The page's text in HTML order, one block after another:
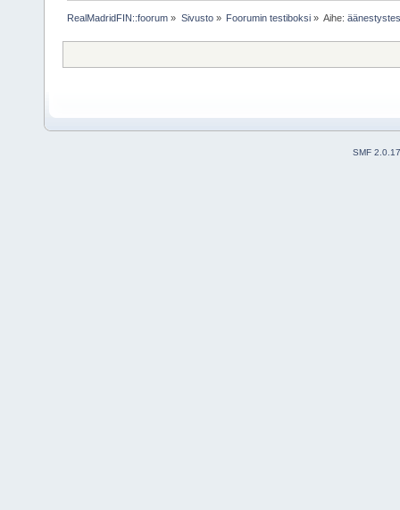
RealMadridFIN::foorum » Sivusto» Foorumin testiboksi» Aihe:
SMF 2.0.17